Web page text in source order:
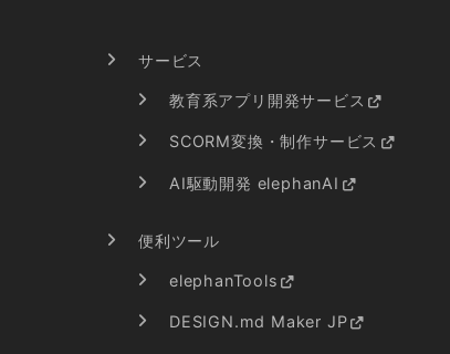
サービス
教育系アプリ開発サービス
SCORM変換・制作サービス
AI駆動開発 elephanAI
便利ツール
elephanTools
DESIGN.md Maker JP